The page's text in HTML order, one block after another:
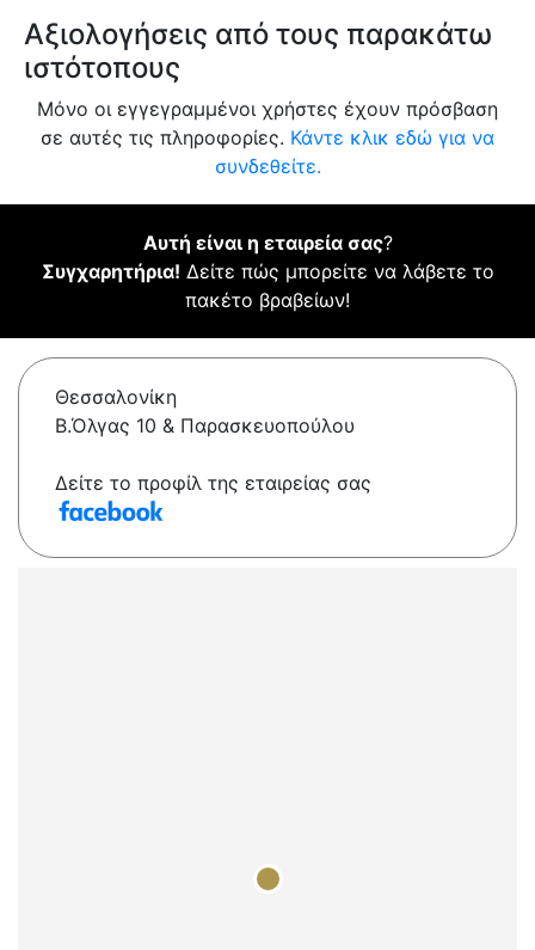
Αξιολογήσεις από τους παρακάτω
ιστότοπους
Μόνο οι εγγεγραμμένοι χρήστες έχουν πρόσβαση
σε αυτές τις πληροφορίες. Κάντε κλικ εδώ για να
συνδεθείτε.
Αυτή είναι η εταιρεία σας?
Συγχαρητήρια! Δείτε πώς μπορείτε να λάβετε το
πακέτο βραβείων!
Θεσσαλονίκη
Β.Όλγας 10 & Παρασκευοπούλου
Δείτε το προφίλ της εταιρείας σας